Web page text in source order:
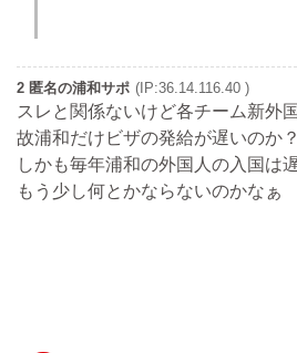
2 匿名の浦和サポ (IP:36.14.116.40 )
スレと関係ないけど各チーム新外
故浦和だけビザの発給が遅いのか？
しかも毎年浦和の外国人の入国は
もう少し何とかならないのかなぁ